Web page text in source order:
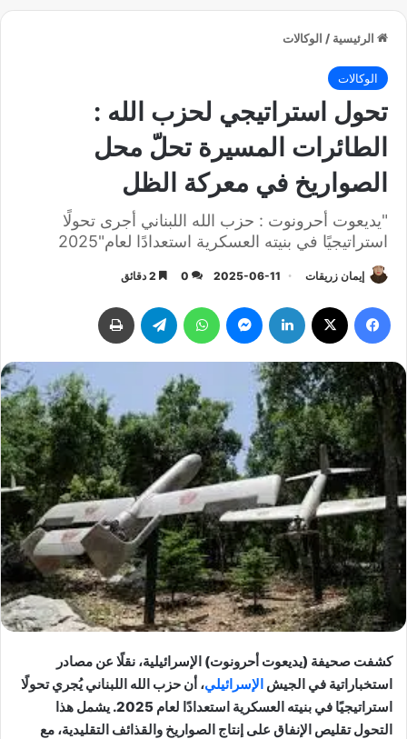
الرئيسية / الوكالات
الوكالات
تحول استراتيجي لحزب الله :
الطائرات المسيرة تحلّ محل
الصواريخ في معركة الظل
"يديعوت أحرونوت : حزب الله اللبناني أجرى تحولًا
استراتيجيًا في بنيته العسكرية استعدادًا لعام"2025
إيمان زريقات 2025-06-11
0
كشفت صحيفة (يديعوت أحرونوت) الإسرائيلية، نقلًا عن مصادر
استخباراتية في الجيش الإسرائيلي، أن حزب الله اللبناني يُجري تحولًا
استراتيجيًا في بنيته العسكرية استعدادًا لعام 2025. يشمل هذا
التحول تقليص الإنفاق على إنتاج الصواريخ والقذائف التقليدية، مع